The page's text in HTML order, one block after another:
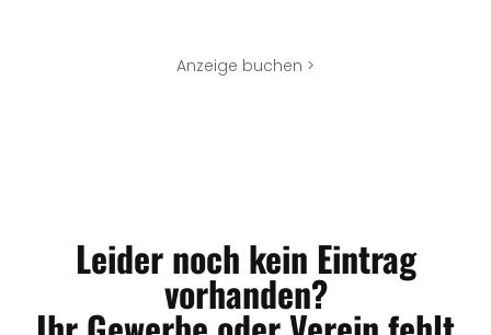
Anzeige buchen >
Leider noch kein Eintrag
vorhanden?